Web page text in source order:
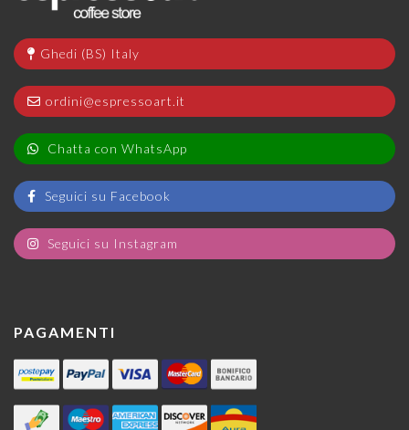
Ghedi (BS) Italy
ordini@espressoart.it
Chatta con WhatsApp
Seguici su Facebook
Seguici su Instagram
PAGAMENTI